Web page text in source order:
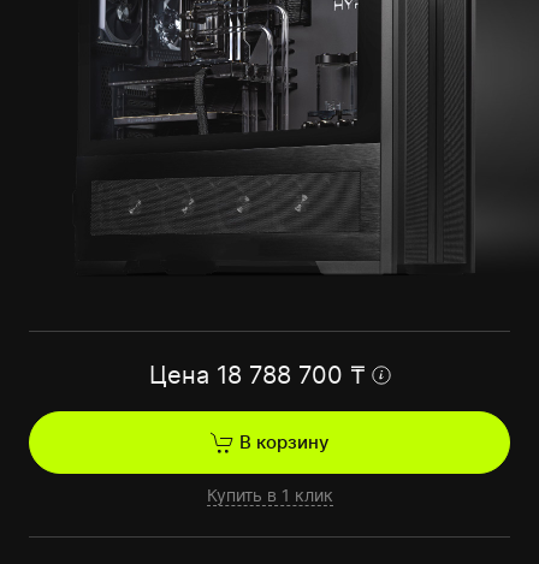
Цена 18 788 700 ₸
В корзину
Купить в 1 клик